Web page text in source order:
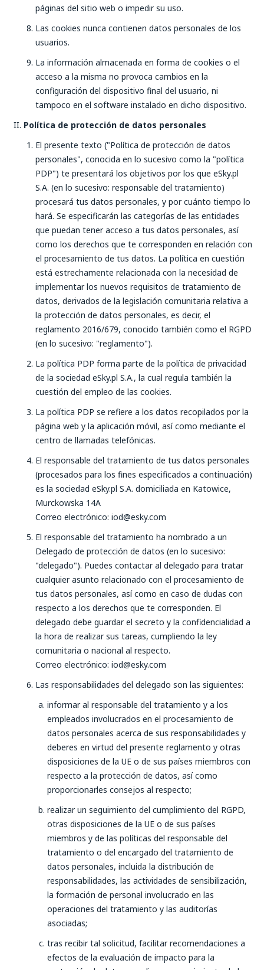
páginas del sitio web o impedir su uso.
Las cookies nunca contienen datos personales de los
usuarios.
La información almacenada en forma de cookies o el
acceso a la misma no provoca cambios en la
configuración del dispositivo final del usuario, ni
tampoco en el software instalado en dicho dispositivo.
Política de protección de datos personales
El presente texto ("Política de protección de datos
personales", conocida en lo sucesivo como la "política
PDP") te presentará los objetivos por los que eSky.pl
S.A. (en lo sucesivo: responsable del tratamiento)
procesará tus datos personales, y por cuánto tiempo lo
hará. Se especificarán las categorías de las entidades
que puedan tener acceso a tus datos personales, así
como los derechos que te corresponden en relación con
el procesamiento de tus datos. La política en cuestión
está estrechamente relacionada con la necesidad de
implementar los nuevos requisitos de tratamiento de
datos, derivados de la legislación comunitaria relativa a
la protección de datos personales, es decir, el
reglamento 2016/679, conocido también como el RGPD
(en lo sucesivo: "reglamento").
La política PDP forma parte de la política de privacidad
de la sociedad eSky.pl S.A., la cual regula también la
cuestión del empleo de las cookies.
La política PDP se refiere a los datos recopilados por la
página web y la aplicación móvil, así como mediante el
centro de llamadas telefónicas.
El responsable del tratamiento de tus datos personales
(procesados para los fines especificados a continuación)
es la sociedad eSky.pl S.A. domiciliada en Katowice,
Murckowska 14A
Correo electrónico: iod@esky.com
El responsable del tratamiento ha nombrado a un
Delegado de protección de datos (en lo sucesivo:
"delegado"). Puedes contactar al delegado para tratar
cualquier asunto relacionado con el procesamiento de
tus datos personales, así como en caso de dudas con
respecto a los derechos que te corresponden. El
delegado debe guardar el secreto y la confidencialidad a
la hora de realizar sus tareas, cumpliendo la ley
comunitaria o nacional al respecto.
Correo electrónico: iod@esky.com
Las responsabilidades del delegado son las siguientes:
informar al responsable del tratamiento y a los
empleados involucrados en el procesamiento de
datos personales acerca de sus responsabilidades y
deberes en virtud del presente reglamento y otras
disposiciones de la UE o de sus países miembros con
respecto a la protección de datos, así como
proporcionarles consejos al respecto;
realizar un seguimiento del cumplimiento del RGPD,
otras disposiciones de la UE o de sus países
miembros y de las políticas del responsable del
tratamiento o del encargado del tratamiento de
datos personales, incluida la distribución de
responsabilidades, las actividades de sensibilización,
la formación de personal involucrado en las
operaciones del tratamiento y las auditorías
asociadas;
tras recibir tal solicitud, facilitar recomendaciones a
efectos de la evaluación de impacto para la